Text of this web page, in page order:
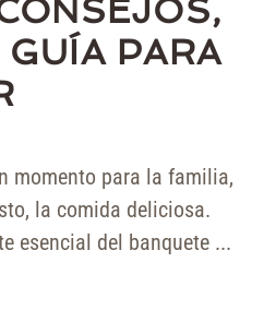
PARA
momento para la familia,
la comida deliciosa.
esencial del banquete ...